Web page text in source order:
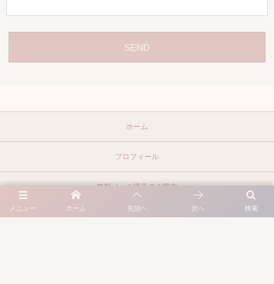
ホーム
プロフィール
無料メール講座のご案内
提供中のサービス
メニュー 検索
ホーム 先頭へ 次へ